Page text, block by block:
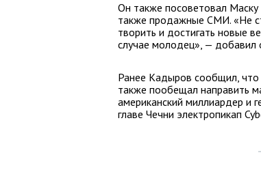
Он также посоветовал
также продажные СМИ. «Не
творить и достигать новые
случае молодец», — добавил
Ранее Кадыров сообщил, что
также пообещал направить
американский миллиардер и
главе Чечни электропикап